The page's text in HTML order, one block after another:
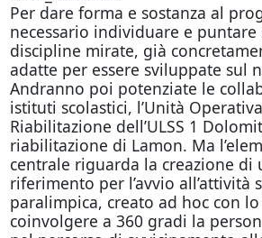
Per dare forma e sostanza al
necessario individuare e puntare
discipline mirate, già
adatte per essere sviluppate sul
Andranno poi potenziate le
istituti scolastici, l’Unità
Riabilitazione dell’ULSS 1
riabilitazione di Lamon. Ma
centrale riguarda la creazione di
riferimento per l’avvio all’attività
paralimpica, creato ad hoc con
coinvolgere a 360 gradi la